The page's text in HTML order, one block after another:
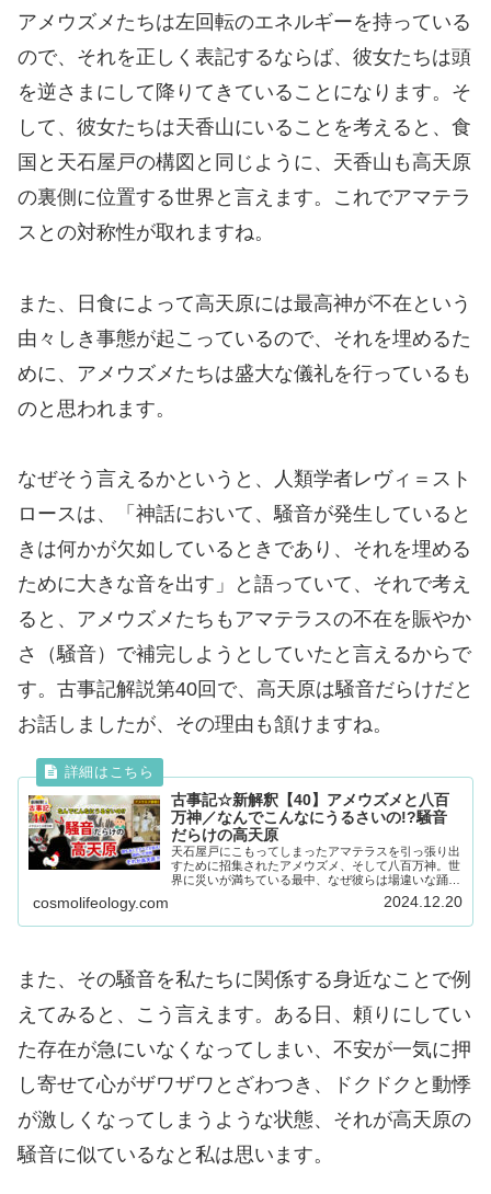
アメウズメたちは左回転のエネルギーを持っている
ので、それを正しく表記するならば、彼女たちは頭
を逆さまにして降りてきていることになります。そ
して、彼女たちは天香山にいることを考えると、食
国と天石屋戸の構図と同じように、天香山も高天原
の裏側に位置する世界と言えます。これでアマテラ
スとの対称性が取れますね。
また、日食によって高天原には最高神が不在という
由々しき事態が起こっているので、それを埋めるた
めに、アメウズメたちは盛大な儀礼を行っているも
のと思われます。
なぜそう言えるかというと、人類学者レヴィ＝スト
ロースは、「神話において、騒音が発生していると
きは何かが欠如しているときであり、それを埋める
ために大きな音を出す」と語っていて、それで考え
ると、アメウズメたちもアマテラスの不在を賑やか
さ（騒音）で補完しようとしていたと言えるからで
す。古事記解説第40回で、高天原は騒音だらけだと
お話しましたが、その理由も頷けますね。
古事記☆新解釈【40】アメウズメと八百
万神／なんでこんなにうるさいの!?騒音
だらけの高天原
天石屋戸にこもってしまったアマテラスを引っ張り出
すために招集されたアメウズメ、そして八百万神。世
界に災いが満ちている最中、なぜ彼らは場違いな踊り
や大笑いをしているのでしょうか？今回は六つの項目
にわけて、その謎を解いていきたいと思います。
cosmolifeology.com 2024.12.20
また、その騒音を私たちに関係する身近なことで例
えてみると、こう言えます。ある日、頼りにしてい
た存在が急にいなくなってしまい、不安が一気に押
し寄せて心がザワザワとざわつき、ドクドクと動悸
が激しくなってしまうような状態、それが高天原の
騒音に似ているなと私は思います。